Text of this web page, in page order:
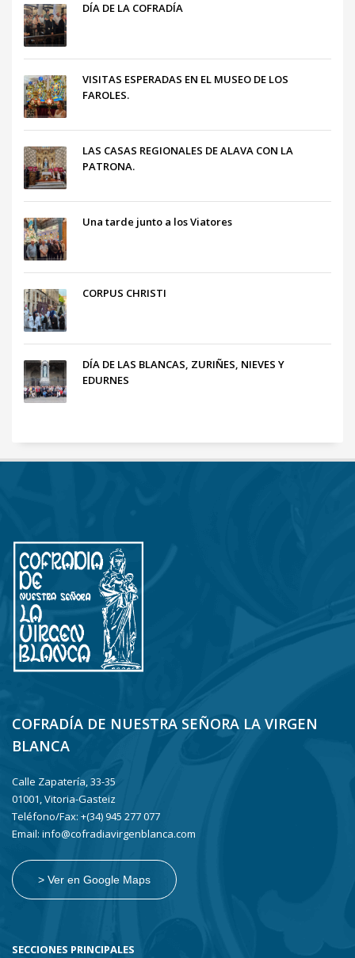
DÍA DE LA COFRADÍA
VISITAS ESPERADAS EN EL MUSEO DE LOS
FAROLES.
LAS CASAS REGIONALES DE ALAVA CON LA
PATRONA.
Una tarde junto a los Viatores
CORPUS CHRISTI
DÍA DE LAS BLANCAS, ZURIÑES, NIEVES Y
EDURNES
COFRADÍA DE NUESTRA SEÑORA LA VIRGEN
BLANCA
Calle Zapatería, 33-35
01001, Vitoria-Gasteiz
Teléfono/Fax: +(34) 945 277 077
Email: info@cofradiavirgenblanca.com
> Ver en Google Maps
SECCIONES PRINCIPALES